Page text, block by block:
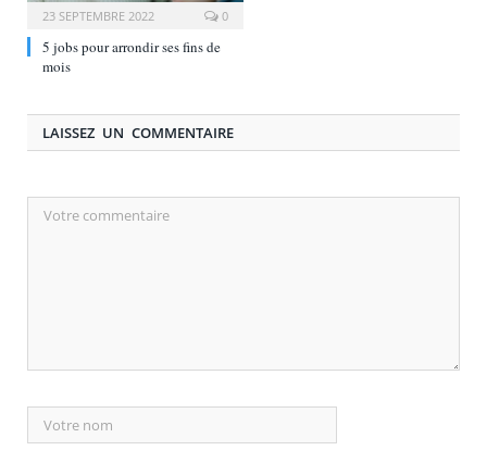
23 SEPTEMBRE 2022 0
5 jobs pour arrondir ses fins de
mois
LAISSEZ UN COMMENTAIRE